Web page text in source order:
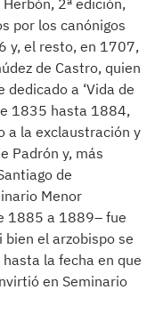
Herbón, 2ª edición,
por los canónigos
y, el resto, en 1707,
de Castro, quien
a ‘Vida de
1835 hasta 1884,
a la exclaustración y
Padrón y, más
de
Menor
1885 a 1889– fue
bien el arzobispo se
la fecha en que
en Seminario